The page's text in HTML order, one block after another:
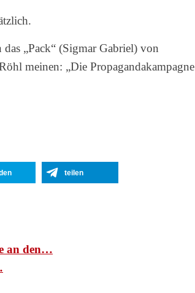
„Pack“ (Sigmar Gabriel) von
meinen: „Die Propagandakampagne
teilen
an den…